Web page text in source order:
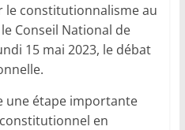
le constitutionnalisme au
Conseil National de
15 mai 2023, le débat
une étape importante
en